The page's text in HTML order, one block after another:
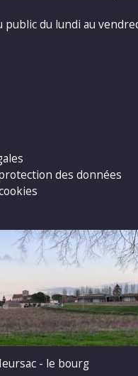
public du lundi au
des données
- le bourg